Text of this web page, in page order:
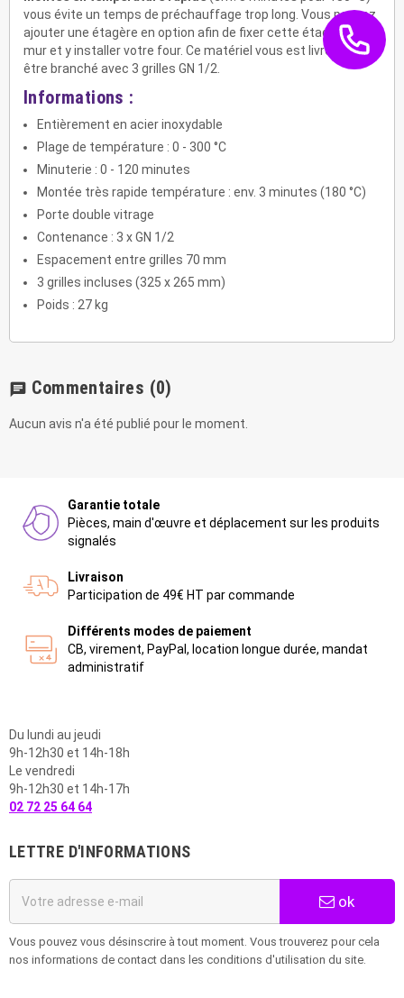
vous évite un temps de préchauffage trop long. Vous pouvez
ajouter une étagère en option afin de fixer cette étagère au
mur et y installer votre four. Ce matériel vous est livré prêt à
être branché avec 3 grilles GN 1/2.
Informations :
Entièrement en acier inoxydable
Plage de température : 0 - 300 °C
Minuterie : 0 - 120 minutes
Montée très rapide température : env. 3 minutes (180 °C)
Porte double vitrage
Contenance : 3 x GN 1/2
Espacement entre grilles 70 mm
3 grilles incluses (325 x 265 mm)
Poids : 27 kg
chat Commentaires (0)
Aucun avis n'a été publié pour le moment.
Garantie totale
Pièces, main d'œuvre et déplacement sur les produits
signalés
Livraison
Participation de 49€ HT par commande
Différents modes de paiement
CB, virement, PayPal, location longue durée, mandat
administratif
Du lundi au jeudi
9h-12h30 et 14h-18h
Le vendredi
9h-12h30 et 14h-17h
02 72 25 64 64
LETTRE D'INFORMATIONS
ok
Vous pouvez vous désinscrire à tout moment. Vous trouverez pour cela
nos informations de contact dans les conditions d'utilisation du site.